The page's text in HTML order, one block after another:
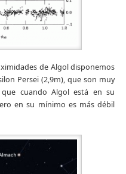
de Algol disponemos
Persei (2,9m), que son muy
cuando Algol está en su
en su mínimo es más débil